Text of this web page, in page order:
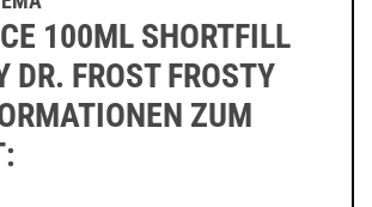
100ML SHORTFILL
DR. FROST FROSTY
ZUM